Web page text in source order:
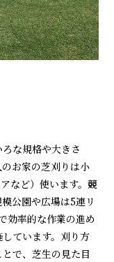
な規格や大きさ
のお家の芝刈りは小
など）使います。競
公園や広場は5連リ
効率的な作業の進め
ています。刈り方
で、芝生の見た目